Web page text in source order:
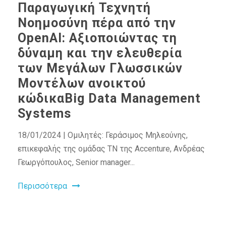
Παραγωγική Τεχνητή
Νοημοσύνη πέρα από την
OpenAI: Αξιοποιώντας τη
δύναμη και την ελευθερία
των Μεγάλων Γλωσσικών
Μοντέλων ανοικτού
κώδικαBig Data Management
Systems
18/01/2024 | Ομιλητές: Γεράσιμος Μηλεούνης,
επικεφαλής της ομάδας ΤΝ της Accenture, Ανδρέας
Γεωργόπουλος, Senior manager...
Περισσότερα